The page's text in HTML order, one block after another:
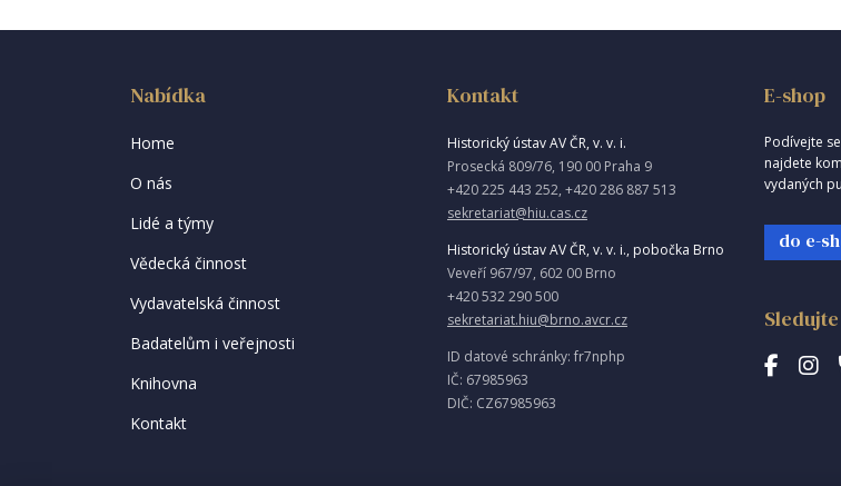
Nabídka
Home
O nás
Lidé a týmy
Vědecká činnost
Vydavatelská činnost
Badatelům i veřejnosti
Knihovna
Kontakt
Kontakt
Historický ústav AV ČR, v. v. i.
Prosecká 809/76, 190 00 Praha 9
+420 225 443 252, +420 286 887 513
sekretariat@hiu.cas.cz
Historický ústav AV ČR, v. v. i., pobočka Brno
Veveří 967/97, 602 00 Brno
+420 532 290 500
sekretariat.hiu@brno.avcr.cz
ID datové schránky: fr7nphp
IČ: 67985963
DIČ: CZ67985963
E-shop
Podívejte
najdete
vydaných
do e-